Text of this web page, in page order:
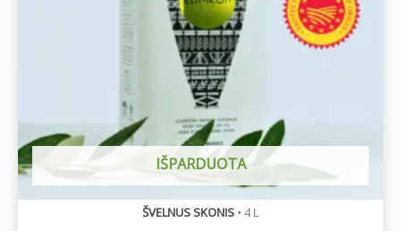
IŠPARDUOTA
ŠVELNUS SKONIS • 4 L